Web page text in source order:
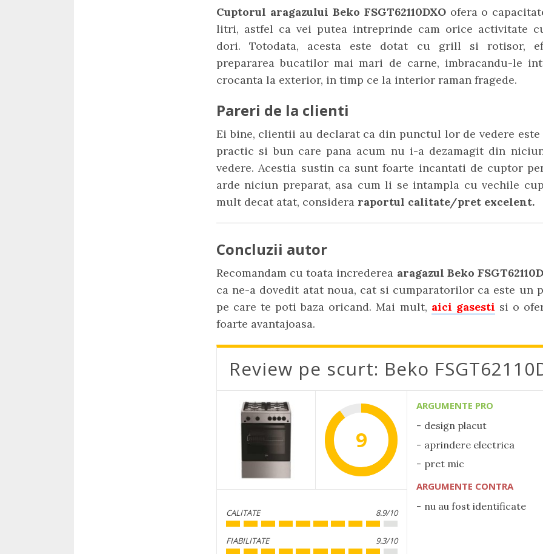
Cuptorul aragazului Beko FSGT62110DXO ofera o
litri, astfel ca vei putea intreprinde cam orice activitate
dori. Totodata, acesta este dotat cu grill si rotisor,
prepararea bucatilor mai mari de carne, imbracandu-le
crocanta la exterior, in timp ce la interior raman fragede.
Pareri de la clienti
Ei bine, clientii au declarat ca din punctul lor de vedere
practic si bun care pana acum nu i-a dezamagit din
vedere. Acestia sustin ca sunt foarte incantati de cuptor
arde niciun preparat, asa cum li se intampla cu vechile
mult decat atat, considera raportul calitate/pret excelent.
Concluzii autor
Recomandam cu toata increderea aragazul Beko
ca ne-a dovedit atat noua, cat si cumparatorilor ca este un
pe care te poti baza oricand. Mai mult, aici gasesti si o
foarte avantajoasa.
Review pe scurt: Beko
9
CALITATE 8.9/10
FIABILITATE 9.3/10
ARGUMENTE PRO
design placut
aprindere electrica
pret mic
ARGUMENTE CONTRA
nu au fost identificate